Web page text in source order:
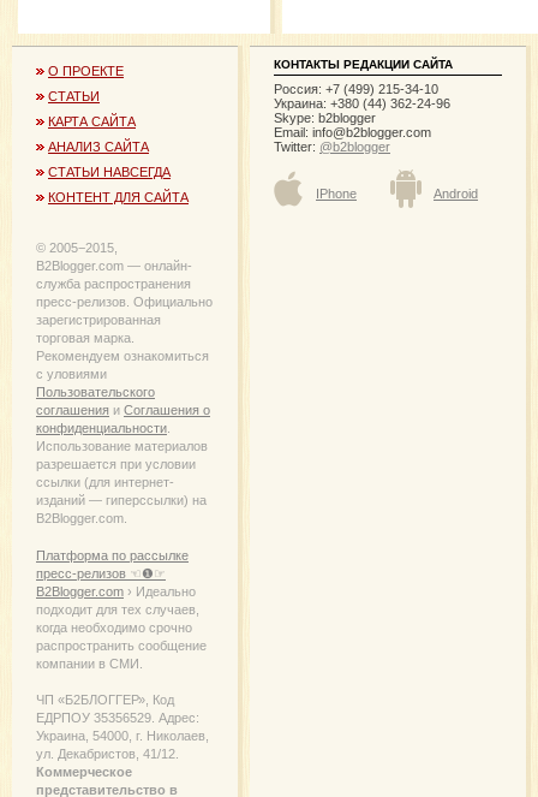
О ПРОЕКТЕ
СТАТЬИ
КАРТА САЙТА
АНАЛИЗ САЙТА
СТАТЬИ НАВСЕГДА
КОНТЕНТ ДЛЯ САЙТА
© 2005−2015,
B2Blogger.com — онлайн-
служба распространения
пресс-релизов. Официально
зарегистрированная
торговая марка.
Рекомендуем ознакомиться
с уловиями
Пользовательского
соглашения и Соглашения о
конфиденциальности
Использование материалов
разрешается при условии
ссылки (для интернет-
изданий — гиперссылки) на
B2Blogger.com.
Платформа по рассылке
пресс-релизов ☜❶☞
B2Blogger.com › Идеально
подходит для тех случаев,
когда необходимо срочно
распространить сообщение
компании в СМИ.
ЧП «Б2БЛОГГЕР», Код
ЕДРПОУ 35356529. Адрес:
Украина, 54000, г. Николаев,
ул. Декабристов, 41/12.
Коммерческое
представительство в
КОНТАКТЫ РЕДАКЦИИ САЙТА
Россия: +7 (499) 215-34-10
Украина: +380 (44) 362-24-96
Skype: b2blogger
Email: info@b2blogger.com
Twitter: @b2blogger
IPhone Android